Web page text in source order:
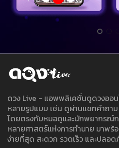
ดวง Live - แอพพลิเคชั่นดูดวงออ
หลายรูปแบบ เช่น ดูผ่านแชทคำถา
โดยตรงกับหมอดูและนักพยากรณ์
หลายศาสตร์แห่งการทำนาย มาพร้
ง่ายที่สุด สะดวก รวดเร็ว และปลอด